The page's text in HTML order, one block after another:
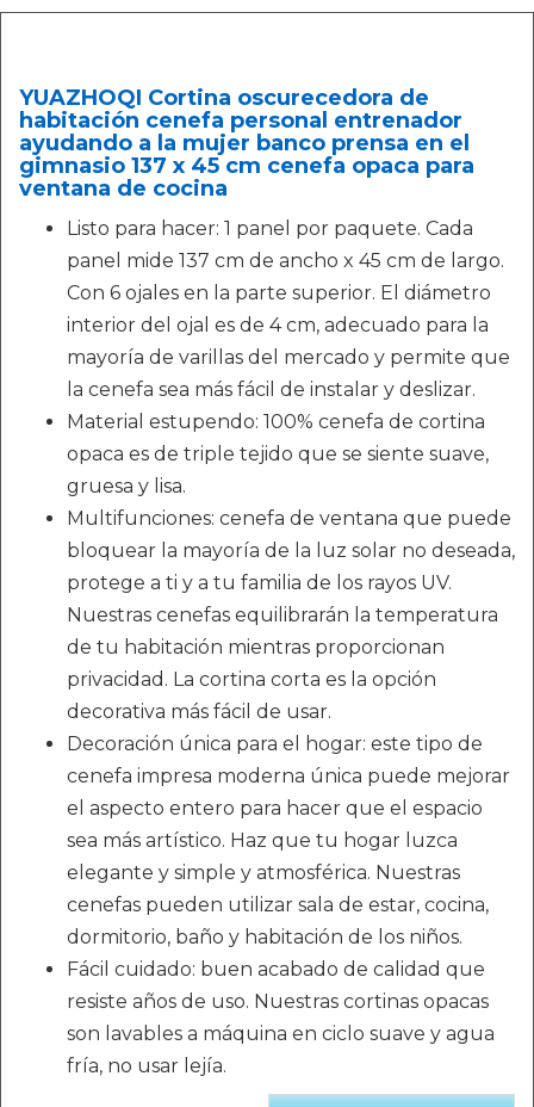
YUAZHOQI Cortina oscurecedora de
habitación cenefa personal entrenador
ayudando a la mujer banco prensa en el
gimnasio 137 x 45 cm cenefa opaca para
ventana de cocina
Listo para hacer: 1 panel por paquete. Cada
panel mide 137 cm de ancho x 45 cm de largo.
Con 6 ojales en la parte superior. El diámetro
interior del ojal es de 4 cm, adecuado para la
mayoría de varillas del mercado y permite que
la cenefa sea más fácil de instalar y deslizar.
Material estupendo: 100% cenefa de cortina
opaca es de triple tejido que se siente suave,
gruesa y lisa.
Multifunciones: cenefa de ventana que puede
bloquear la mayoría de la luz solar no deseada,
protege a ti y a tu familia de los rayos UV.
Nuestras cenefas equilibrarán la temperatura
de tu habitación mientras proporcionan
privacidad. La cortina corta es la opción
decorativa más fácil de usar.
Decoración única para el hogar: este tipo de
cenefa impresa moderna única puede mejorar
el aspecto entero para hacer que el espacio
sea más artístico. Haz que tu hogar luzca
elegante y simple y atmosférica. Nuestras
cenefas pueden utilizar sala de estar, cocina,
dormitorio, baño y habitación de los niños.
Fácil cuidado: buen acabado de calidad que
resiste años de uso. Nuestras cortinas opacas
son lavables a máquina en ciclo suave y agua
fría, no usar lejía.